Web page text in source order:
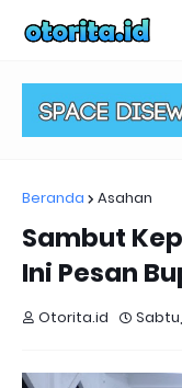
Beranda Asahan
Sambut
Ini Pesan
Otorita.id